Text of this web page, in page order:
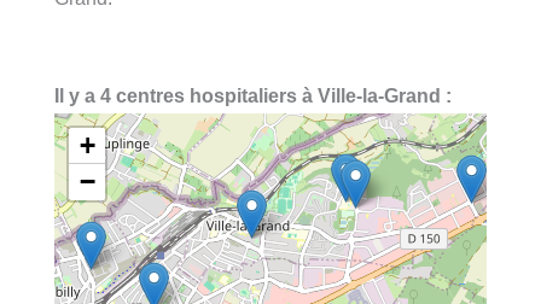
Il y a 4 centres hospitaliers à Ville-la-Grand :
+
−